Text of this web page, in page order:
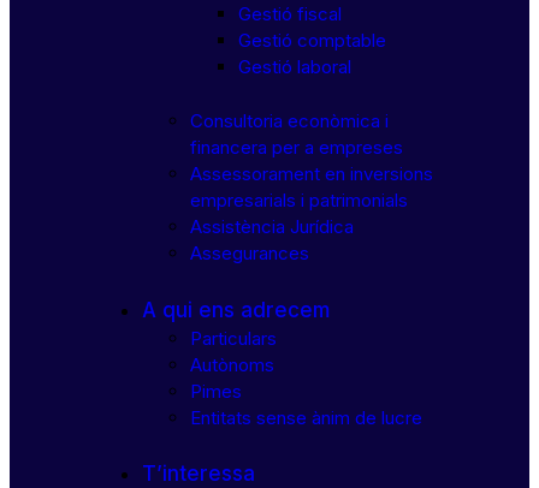
Gestió fiscal
Gestió comptable
Gestió laboral
Consultoria econòmica i
financera per a empreses
Assessorament en inversions
empresarials i patrimonials
Assistència Jurídica
Assegurances
A qui ens adrecem
Particulars
Autònoms
Pimes
Entitats sense ànim de lucre
T’interessa